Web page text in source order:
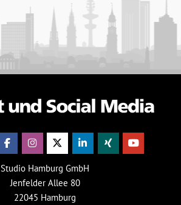
Studio Hamburg GmbH
Jenfelder Allee 80
22045 Hamburg